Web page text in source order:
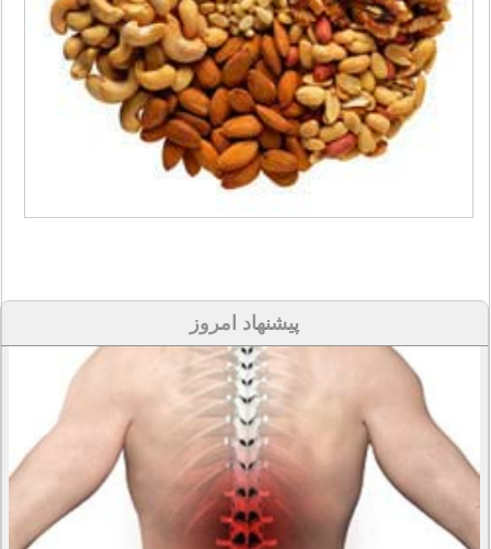
پیشنهاد امروز